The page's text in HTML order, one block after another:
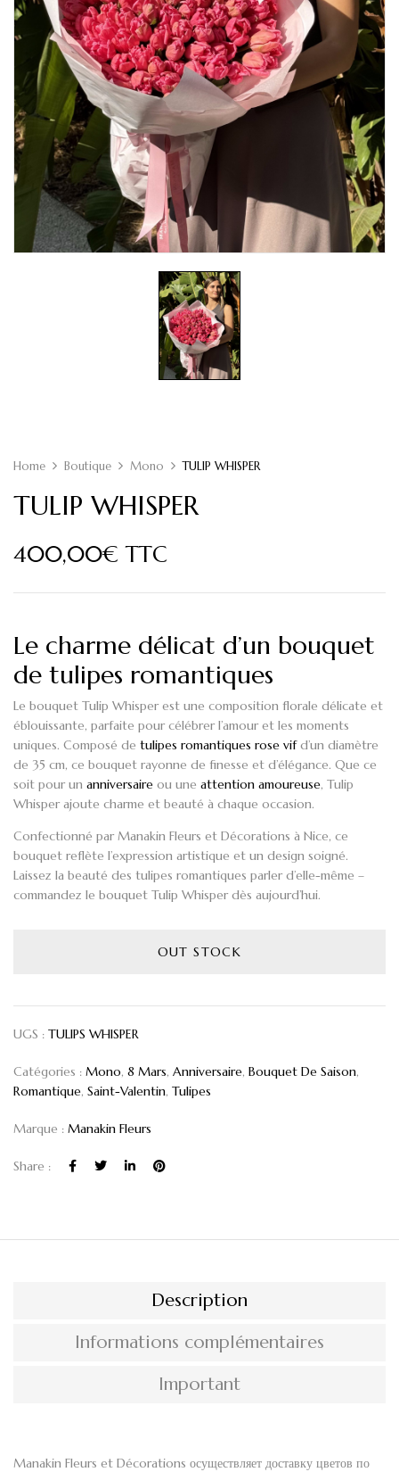
Home Boutique Mono TULIP WHISPER
TULIP WHISPER
400,00€ TTC
Le charme délicat d’un bouquet
de tulipes romantiques
Le bouquet Tulip Whisperest une composition florale délicate et
éblouissante, parfaite pour célébrer l’amour et les moments
uniques. Composé de tulipes romantiques rose vifd’un diamètre
de 35 cm, ce bouquet rayonne de finesse et d’élégance. Que ce
soit pour un anniversaire ou une attention amoureuse, Tulip
Whisperajoute charme et beauté à chaque occasion.
Confectionné parManakin Fleurs et Décorations à Nice, ce
bouquet reflète l’expression artistique et un design soigné.
Laissez la beauté des tulipes romantiques parler d’elle-même –
commandez le bouquet Tulip Whisperdès aujourd’hui.
OUT STOCK
UGS : TULIPS WHISPER
Catégories : Mono, 8 Mars, Anniversaire, Bouquet De Saison,
Romantique, Saint-Valentin, Tulipes
Marque : Manakin Fleurs
Share :
Description
Informations complémentaires
Important
Manakin Fleurs et Décorations осуществляет доставку цветов по